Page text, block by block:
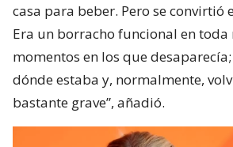
casa para beber. Pero se convirtió
Era un borracho funcional en toda
momentos en los que
dónde estaba y, normalmente,
bastante grave”, añadió.